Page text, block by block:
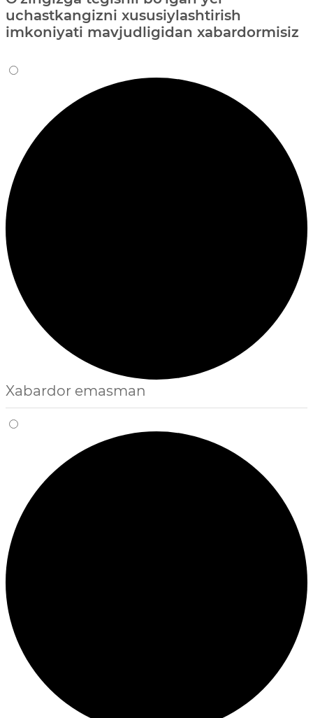
uchastkangizni xususiylashtirish
imkoniyati mavjudligidan xabardormisiz
Xabardor emasman